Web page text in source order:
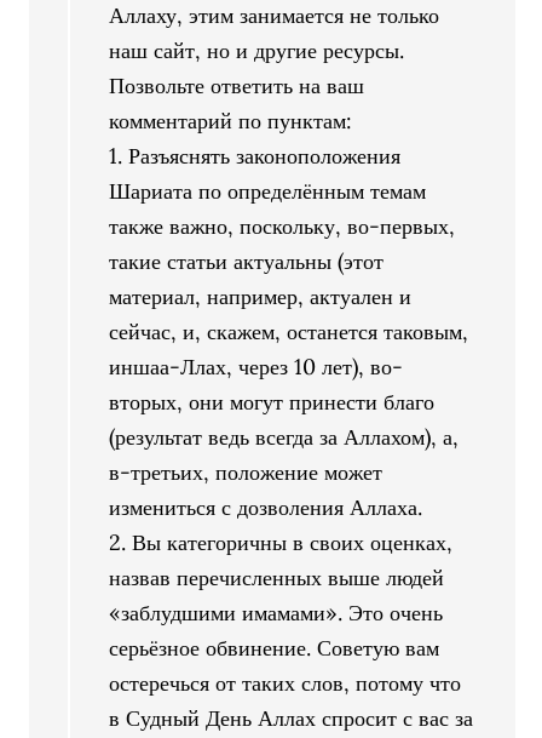
Аллаху, этим занимается не только
наш сайт, но и другие ресурсы.
Позвольте ответить на ваш
комментарий по пунктам:
1. Разъяснять законоположения
Шариата по определённым темам
также важно, поскольку, во-первых,
такие статьи актуальны (этот
материал, например, актуален и
сейчас, и, скажем, останется таковым,
иншаа-Ллах, через 10 лет), во-
вторых, они могут принести благо
(результат ведь всегда за Аллахом), а,
в-третьих, положение может
измениться с дозволения Аллаха.
2. Вы категоричны в своих оценках,
назвав перечисленных выше людей
«заблудшими имамами». Это очень
серьёзное обвинение. Советую вам
остеречься от таких слов, потому что
в Судный День Аллах спросит с вас за